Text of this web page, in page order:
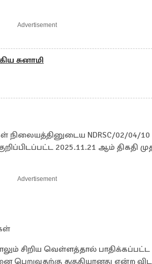
Advertisement
சுனாமி
NDRSC/02/04/
2025.11.21 ஆம் திகதி
Advertisement
சிறிய வெள்ளத்தால்
பெறுவதற்கு தகுதியானது என்ற